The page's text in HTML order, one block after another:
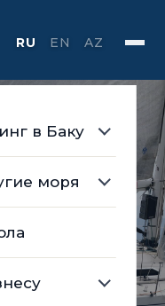
RU EN AZ
в Баку
моря
листу и
к